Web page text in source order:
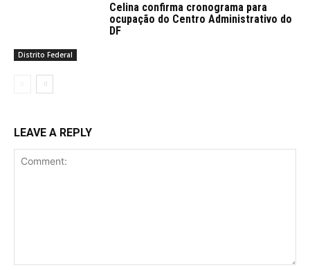
Distrito Federal
Celina confirma cronograma para
ocupação do Centro Administrativo do
DF
LEAVE A REPLY